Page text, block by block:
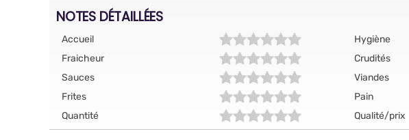
NOTES DÉTAILLÉES
Accueil
Hygiène
Fraicheur
Crudités
Sauces
Viandes
Frites
Pain
Quantité
Qualité/prix